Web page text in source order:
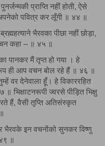
प्राप्ति नहीं होती, ऐसे
पवित्र कर लूँगी ॥ ४४ ॥
भैरवका पीछा नहीं छोड़ा,
कहा – ॥ ४५ ॥
पानकर मैं तृप्त हो गया । हे
ही आप वचन बोल रहे हैं ॥ ४६ ॥
वर देनेवाला हूँ। हे विकाररहित
भिक्षाटनरूपी ज्वरसे पीड़ित भिक्षु
हैं, वैसी तृप्ति अतिसंस्कृत
भैरवके इन वचनोंको सुनकर विष्णु
॥